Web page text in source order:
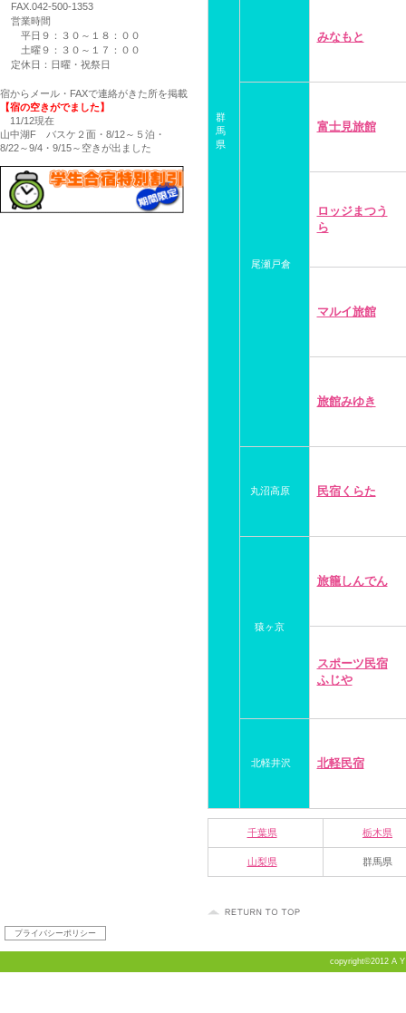
群
馬
県
みなもと
尾瀬戸倉
富士見旅館
ロッジまつう
ら
マルイ旅館
旅館みゆき
丸沼高原 民宿くらた
猿ヶ京
旅籠しんでん
スポーツ民宿
ふじや
北軽井沢 北軽民宿
千葉県 栃木県
山梨県 群馬県
FAX.042-500-1353
営業時間
平日９：３０～１８：００
土曜９：３０～１７：００
定休日：日曜・祝祭日
宿からメール・FAXで連絡がきた所を掲載
【宿の空きがでました】
11/12現在
山中湖F バスケ２面・8/12～５泊・
8/22～9/4・9/15～空きが出ました
copyright©2012 A
プライバシーポリシー